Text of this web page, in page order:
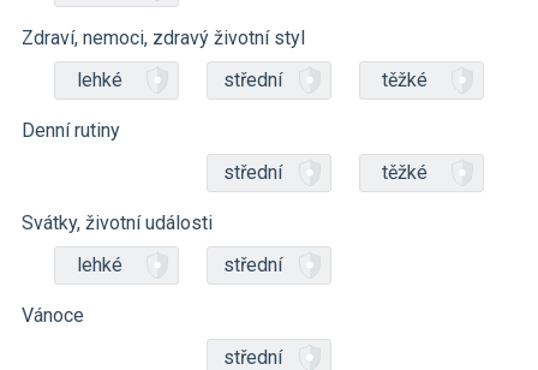
Zdraví, nemoci, zdravý životní styl
lehké
střední těžké
Denní rutiny
střední
těžké
Svátky, životní události
lehké
střední
Vánoce
střední